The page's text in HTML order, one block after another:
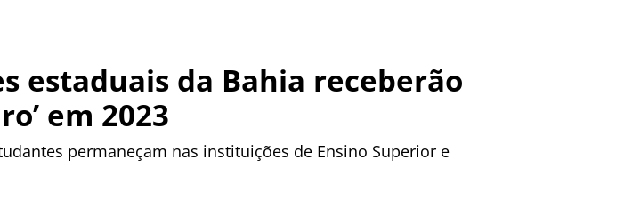
estaduais da Bahia receberão
em 2023
permaneçam nas instituições de Ensino Superior e